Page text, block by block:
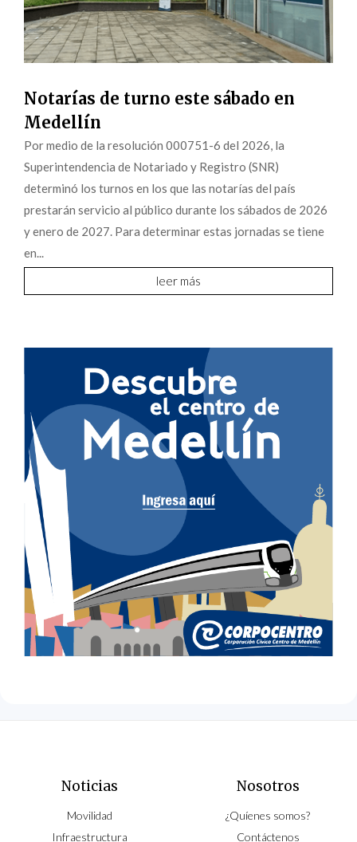
Notarías de turno este sábado en
Medellín
Por medio de la resolución 000751-6 del 2026, la
Superintendencia de Notariado y Registro (SNR)
determinó los turnos en los que las notarías del país
prestarán servicio al público durante los sábados de 2026
y enero de 2027. Para determinar estas jornadas se tiene
en...
leer más
Noticias
Movilidad
Infraestructura
Nosotros
¿Quíenes somos?
Contáctenos